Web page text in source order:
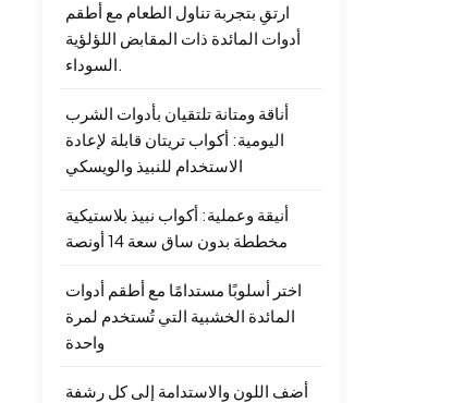
ارتقِ بتجربة تناول الطعام مع أطقم
أدوات المائدة ذات المقابض اللؤلؤية
أناقة ومتانة تلتقيان بأدوات الشرب
اليومية: أكواب تريتان قابلة لإعادة
الاستخدام للنبيذ والويسكي
أنيقة وعملية: أكواب نبيذ بلاستيكية
مخططة بدون ساق سعة 14 أونصة
اختر أسلوبًا مستدامًا مع أطقم أدوات
المائدة الخشبية التي تُستخدم لمرة
واحدة
أضف اللون والاستدامة إلى كل رشفة